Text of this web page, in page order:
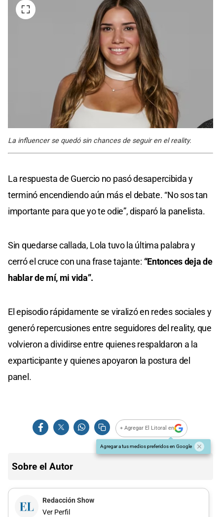
La influencer se quedó sin chances de seguir en el reality.
La respuesta de Guercio no pasó desapercibida y
terminó encendiendo aún más el debate. “No sos tan
importante para que yo te odie”, disparó la panelista.
Sin quedarse callada, Lola tuvo la última palabra y
cerró el cruce con una frase tajante: “Entonces deja de
hablar de mí, mi vida”.
El episodio rápidamente se viralizó en redes sociales y
generó repercusiones entre seguidores del reality, que
volvieron a dividirse entre quienes respaldaron a la
exparticipante y quienes apoyaron la postura del
panel.
+ Agregar El Litoral en
Agregar a tus medios preferidos en Google
Sobre el Autor
Redacción Show
Ver Perfil